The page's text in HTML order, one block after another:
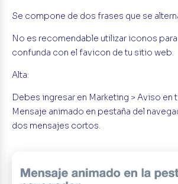
Se compone de dos frases que se
No es recomendable utilizar iconos
confunda con el favicon de tu sitio web.
Alta:
Debes ingresar en Marketing > Aviso en
Mensaje animado en pestaña del
dos mensajes cortos.